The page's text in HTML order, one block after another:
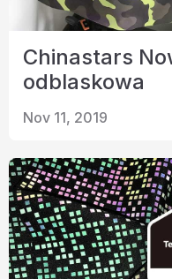
Chinastars
odblaskowa
Nov 11, 2019